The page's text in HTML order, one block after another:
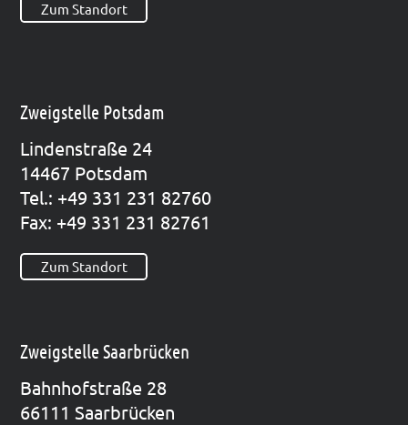
Zum Standort
Zweigstelle Potsdam
Lin­den­stra­ße 24
14467 Pots­dam
Tel.: +49 331 231 82760
Fax: +49 331 231 82761
Zum Standort
Zweigstelle Saarbrücken
Bahn­hof­stra­ße 28
66111 Saar­brü­cken